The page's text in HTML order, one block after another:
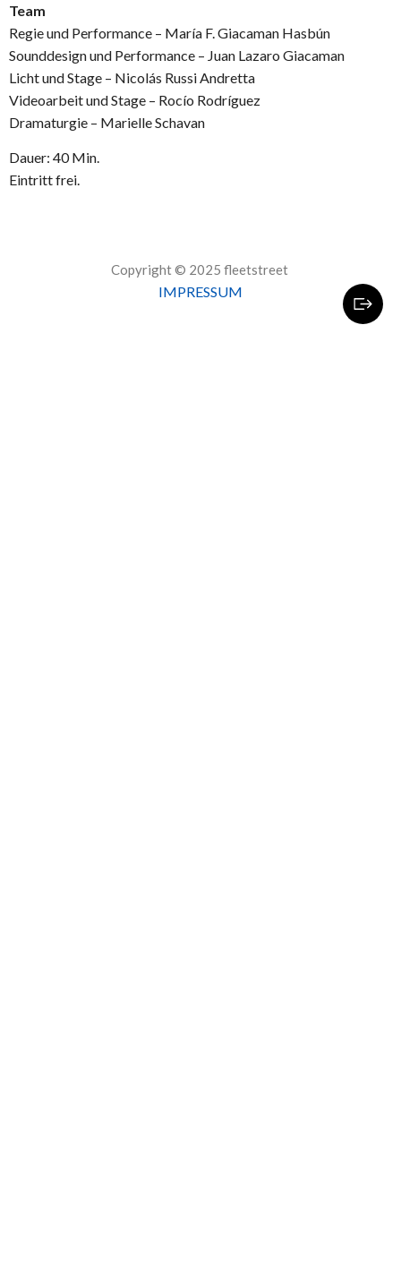
Team
Regie und Performance – María F. Giacaman Hasbún
Sounddesign und Performance – Juan Lazaro Giacaman
Licht und Stage – Nicolás Russi Andretta
Videoarbeit und Stage – Rocío Rodríguez
Dramaturgie – Marielle Schavan
Dauer: 40 Min.
Eintritt frei.
Copyright © 2025 fleetstreet
IMPRESSUM